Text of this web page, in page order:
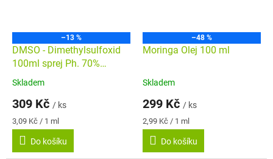
–13 %
DMSO - Dimethylsulfoxid
100ml sprej Ph. 70%
Farmaceutická kvalita
Průměrné
produktu
je
4,6
5
Skladem
309 Kč / ks
Měrná
cena:
3,09 Kč / 1 ml
Do košíku
–48 %
Moringa Olej 100 ml
Průměrné
produktu
je
5,0
5
Skladem
299 Kč / ks
Měrná
cena:
2,99 Kč / 1 ml
Do košíku